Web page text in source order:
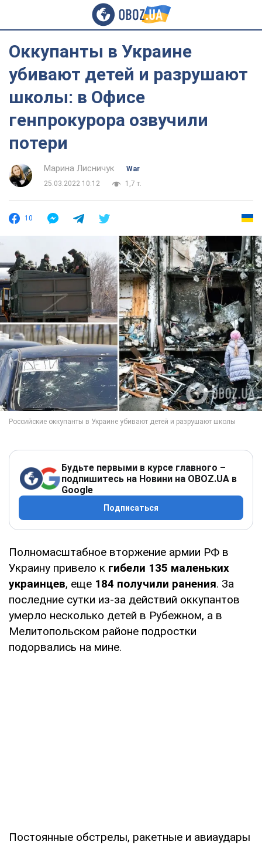
Оккупанты в Украине
убивают детей и разрушают
школы: в Офисе
генпрокурора озвучили
потери
Марина Лисничук
War
25.03.2022 10:12
1,7 т.
10
Будьте первыми в курсе главного –
подпишитесь на Новини на OBOZ.UA в
Google
Подписаться
Полномасштабное вторжение армии РФ в
Украину привело к гибели 135 маленьких
украинцев, еще 184 получили ранения. За
последние сутки из-за действий оккупантов
умерло несколько детей в Рубежном, а в
Мелитопольском районе подростки
подорвались на мине.
Постоянные обстрелы, ракетные и авиаудары